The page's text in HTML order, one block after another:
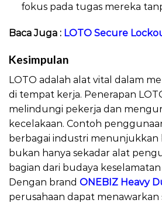
fokus pada tugas mereka
Baca Juga : LOTO Secure
Kesimpulan
LOTO adalah alat vital dalam
di tempat kerja. Penerapan
melindungi pekerja dan
kecelakaan. Contoh
berbagai industri menunjukkan
bukan hanya sekadar alat
bagian dari budaya
Dengan brand ONEBIZ Heavy
perusahaan dapat menawarkan